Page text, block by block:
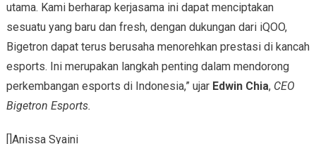
utama. Kami berharap kerjasama ini dapat menciptakan
sesuatu yang baru dan fresh, dengan dukungan dari iQOO,
Bigetron dapat terus berusaha menorehkan prestasi di kancah
esports. Ini merupakan langkah penting dalam mendorong
perkembangan esports di Indonesia,” ujar Edwin Chia, CEO
Bigetron Esports.
[]Anissa Syaini